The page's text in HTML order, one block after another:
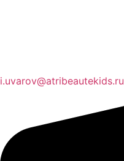
i.uvarov@atribeautekids.ru